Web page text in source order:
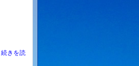
続きを読